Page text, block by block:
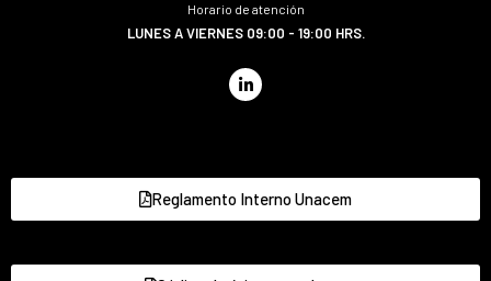
Horario de atención
LUNES A VIERNES 09:00 - 19:00 HRS.
Reglamento Interno Unacem